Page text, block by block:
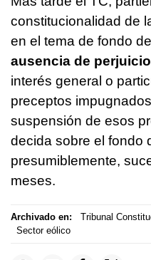
constitucionalidad de
en el tema de fondo
ausencia de
interés general o
preceptos
suspensión de esos
decida sobre el fondo
presumiblemente,
meses.
Archivado en: Tribunal
Sector eólico